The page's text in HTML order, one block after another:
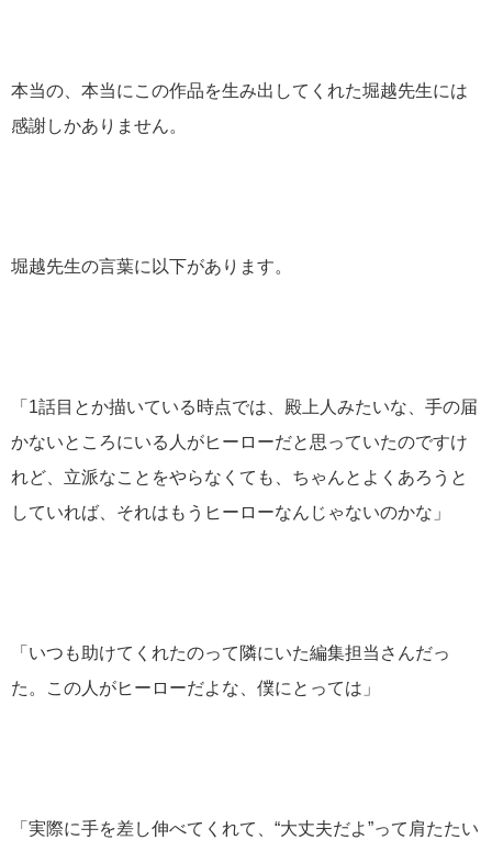
本当の、本当にこの作品を生み出してくれた堀越先生には
感謝しかありません。
堀越先生の言葉に以下があります。
「1話目とか描いている時点では、殿上人みたいな、手の届
かないところにいる人がヒーローだと思っていたのですけ
れど、立派なことをやらなくても、ちゃんとよくあろうと
していれば、それはもうヒーローなんじゃないのかな」
「いつも助けてくれたのって隣にいた編集担当さんだっ
た。この人がヒーローだよな、僕にとっては」
「実際に手を差し伸べてくれて、“大丈夫だよ”って肩たたい